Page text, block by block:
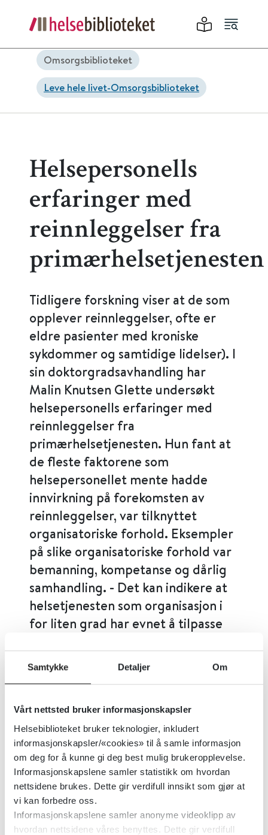
Samtykke Detaljer Om
Vårt nettsted bruker informasjonskapsler
Helsebiblioteket bruker teknologier, inkludert
informasjonskapsler/«cookies» til å samle informasjon
om deg for å kunne gi deg best mulig brukeropplevelse.
Informasjonskapslene samler statistikk om hvordan
nettsidene brukes. Dette gir verdifull innsikt som gjør at
vi kan forbedre oss.
Informasjonskapslene samler anonyme videoklipp av
hvordan nettsidene våres benyttes. Dette gir verdifull
Omsorgsbiblioteket
Leve hele livet-Omsorgsbiblioteket
Helsepersonells
erfaringer med
reinnleggelser fra
primærhelsetjenesten
Tidligere forskning viser at de som
opplever reinnleggelser, ofte er
eldre pasienter med kroniske
sykdommer og samtidige lidelser). I
sin doktorgradsavhandling har
Malin Knutsen Glette undersøkt
helsepersonells erfaringer med
reinnleggelser fra
primærhelsetjenesten. Hun fant at
de fleste faktorene som
helsepersonellet mente hadde
innvirkning på forekomsten av
reinnleggelser, var tilknyttet
organisatoriske forhold. Eksempler
på slike organisatoriske forhold var
bemanning, kompetanse og dårlig
samhandling. - Det kan indikere at
helsetjenesten som organisasjon i
for liten grad har evnet å tilpasse
helsetjenesten og pasientgruppen
har gjennomgått det siste tiåret,
publisert artikkel i Tidsskrift for
omsorgsforskning, der de
presenterer og diskuterer sentrale
funn i dette doktorgradsarbeidet.